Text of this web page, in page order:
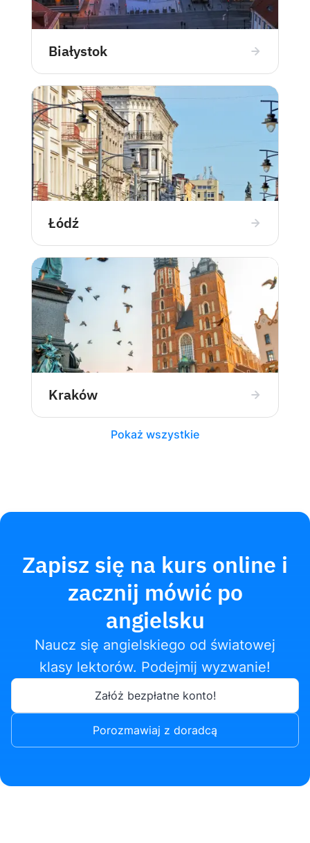
Białystok
Łódź
Kraków
Pokaż wszystkie
Zapisz się na kurs online i
zacznij mówić po
angielsku
Naucz się angielskiego od światowej
klasy lektorów. Podejmij wyzwanie!
Załóż bezpłatne konto!
Porozmawiaj z doradcą